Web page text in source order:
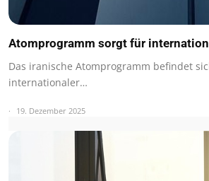
Atomprogramm sorgt für
Das iranische Atomprogramm befindet
internationaler…
19. Dezember 2025